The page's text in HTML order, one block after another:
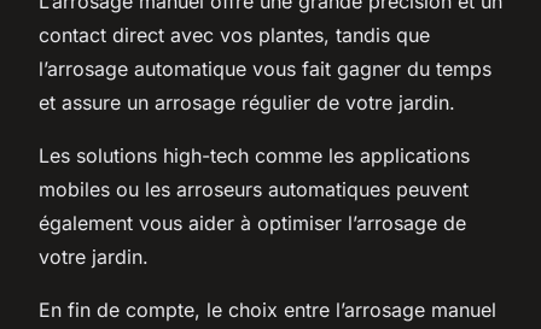
contact direct avec vos plantes, tandis que
l’arrosage automatique vous fait gagner du temps
et assure un arrosage régulier de votre jardin.
Les solutions high-tech comme les applications
mobiles ou les arroseurs automatiques peuvent
également vous aider à optimiser l’arrosage de
votre jardin.
En fin de compte, le choix entre l’arrosage manuel